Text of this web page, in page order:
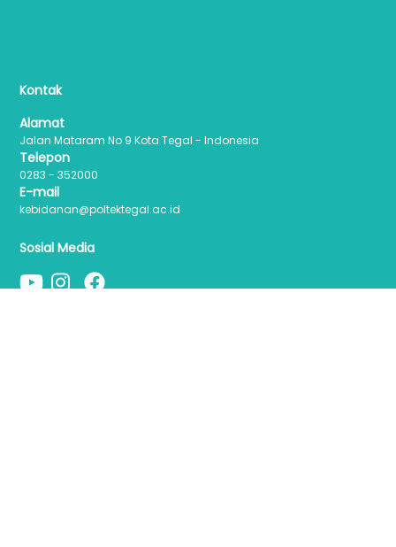
Kontak
Alamat
Jalan Mataram No 9 Kota Tegal - Indonesia
Telepon
0283 - 352000
E-mail
kebidanan@poltektegal.ac.id
Sosial Media